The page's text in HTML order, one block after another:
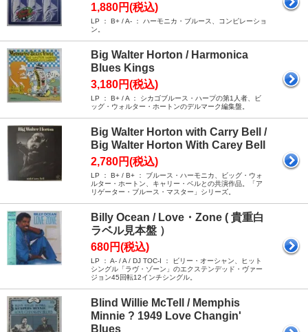
1,880円(税込)
LP ： B+ / A- ： ハーモニカ・ブルース、コンピレーショ
ン。
Big Walter Horton / Harmonica
Blues Kings
3,180円(税込)
LP ： B+ / A ： シカゴブルース・ハープの第1人者、ビ
ッグ・ウォルター・ホートンのデルマーク編集盤。
Big Walter Horton with Carry Bell /
Big Walter Horton With Carey Bell
2,780円(税込)
LP ： B+ / B+ ： ブルース・ハーモニカ、ビッグ・ウォ
ルター・ホートン、キャリー・ベルとの共演作品。「ア
リゲーター・ブルース・マスター」シリーズ。
Billy Ocean / Love・Zone ( 貴重白
ラベル見本盤 ）
680円(税込)
LP ： A- / A / DJ TOC-I ： ビリー・オーシャン、ヒット
シングル「ラヴ・ゾーン」のエクステンデッド・ヴァー
ジョン45回転12インチシングル。
Blind Willie McTell / Memphis
Minnie ? 1949 Love Changin'
Blues